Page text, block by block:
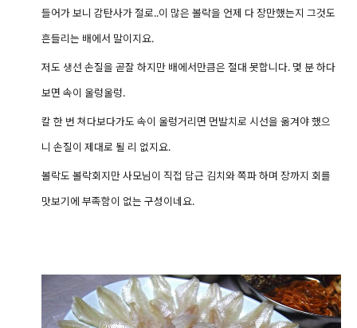
들어가 보니 감탄사가 절로..이 많은 볼락을 언제 다 장만했는지 그것도
흔들리는 배에서 말이지요.
저도 생선 손질을 곧잘 하지만 배에서만큼은 절대 못합니다. 몇 분 하다
보면 속이 울렁울렁.
칼 한 번 쳐다보다가도 속이 울렁거리면 먼발치로 시선을 옮겨야 했으
니 손질이 제대로 될 리 없지요.
볼락도 볼락회지만 사모님이 직접 담근 김치와 쪽파 하며 장까지 회를
맛보기에 부족함이 없는 구성이네요.